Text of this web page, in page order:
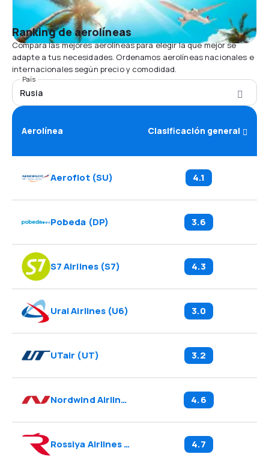
Ranking de aerolíneas
Compara las mejores aerolíneas para elegir la que mejor se
adapte a tus necesidades. Ordenamos aerolíneas nacionales e
internacionales según precio y comodidad.
País
Rusia
Aerolínea Clasificación general
Aeroflot(SU) 4.1
Pobeda (DP) 3.6
S7 Airlines(S7) 4.3
Ural Airlines(U6) 3.0
UTair (UT) 3.2
Nordwind Airlines 4.6
Rossiya Airlines FV 4.7